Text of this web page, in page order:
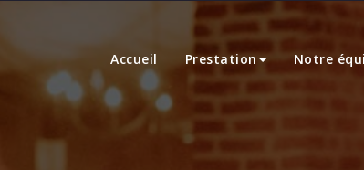
Accueil Prestation Notre